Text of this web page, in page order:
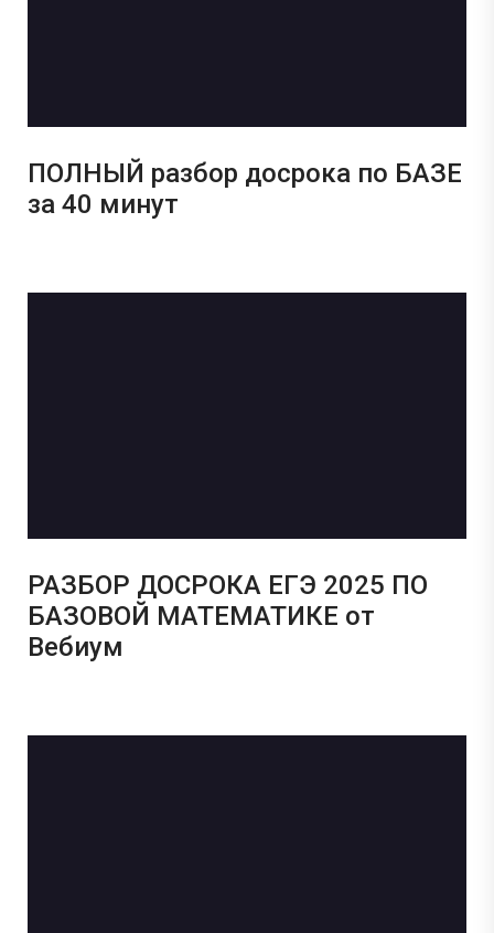
ПОЛНЫЙ разбор досрока по БАЗЕ
за 40 минут
РАЗБОР ДОСРОКА ЕГЭ 2025 ПО
БАЗОВОЙ МАТЕМАТИКЕ от
Вебиум